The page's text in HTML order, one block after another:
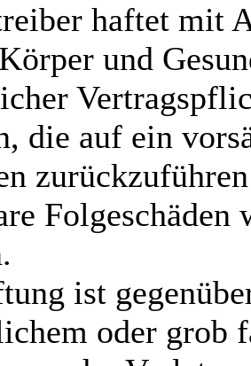
haftet mit
und
die auf ein
Folgeschäden
ist
oder grob